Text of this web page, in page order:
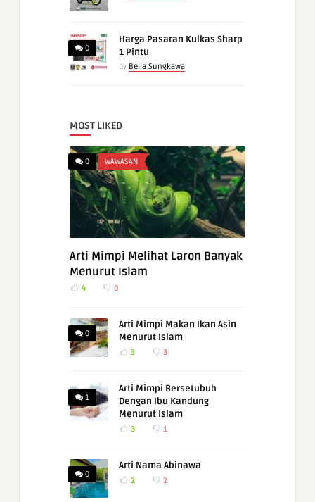
0
Harga Pasaran Kulkas Sharp
1 Pintu
by Bella Sungkawa
MOST LIKED
0 WAWASAN
Arti Mimpi Melihat Laron Banyak
Menurut Islam
4 0
0
Arti Mimpi Makan Ikan Asin
Menurut Islam
3 3
1
Arti Mimpi Bersetubuh
Dengan Ibu Kandung
Menurut Islam
3 1
0
Arti Nama Abinawa
2 2